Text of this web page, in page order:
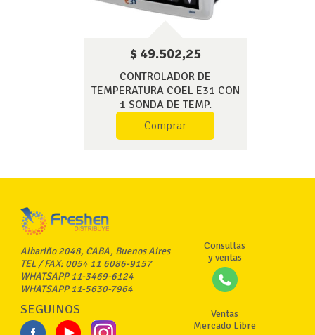
$ 49.502,25
CONTROLADOR DE
TEMPERATURA COEL E31 CON
1 SONDA DE TEMP.
Comprar
Albariño 2048, CABA, Buenos Aires
TEL / FAX: 0054 11 6086-9157
WHATSAPP 11-3469-6124
WHATSAPP 11-5630-7964
SEGUINOS
Consultas
y ventas
Ventas
Mercado Libre